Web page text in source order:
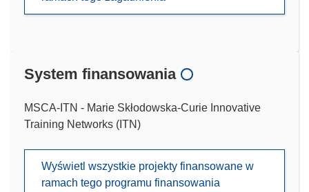
System finansowania
MSCA-ITN - Marie Skłodowska-Curie Innovative
Training Networks (ITN)
Wyświetl wszystkie projekty finansowane w
ramach tego programu finansowania